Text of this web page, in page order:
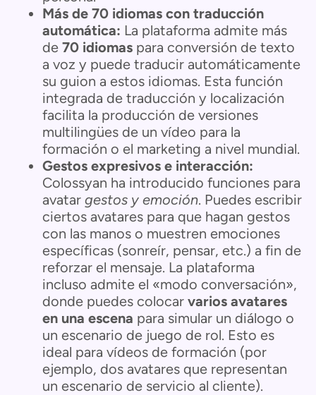
Más de 70 idiomas con traducción
automática: La plataforma admite más
de 70 idiomas para conversión de texto
a voz y puede traducir automáticamente
su guion a estos idiomas. Esta función
integrada de traducción y localización
facilita la producción de versiones
multilingües de un vídeo para la
formación o el marketing a nivel mundial.
Gestos expresivos e interacción:
Colossyan ha introducido funciones para
avatar gestos y emoción. Puedes escribir
ciertos avatares para que hagan gestos
con las manos o muestren emociones
específicas (sonreír, pensar, etc.) a fin de
reforzar el mensaje. La plataforma
incluso admite el «modo conversación»,
donde puedes colocar varios avatares
en una escena para simular un diálogo o
un escenario de juego de rol. Esto es
ideal para vídeos de formación (por
ejemplo, dos avatares que representan
un escenario de servicio al cliente).